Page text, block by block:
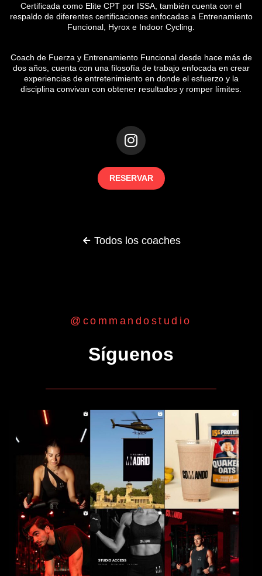
Certificada como Elite CPT por ISSA, también cuenta con el
respaldo de diferentes certificaciones enfocadas a Entrenamiento
Funcional, Hyrox e Indoor Cycling.
Coach de Fuerza y Entrenamiento Funcional desde hace más de
dos años, cuenta con una filosofía de trabajo enfocada en crear
experiencias de entretenimiento en donde el esfuerzo y la
disciplina convivan con obtener resultados y romper límites.
RESERVAR
Todos los coaches
@commandostudio
Síguenos